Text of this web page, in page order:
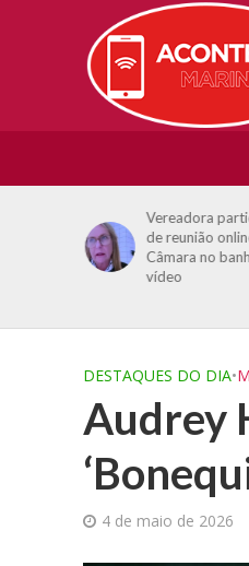
Vereadora
de reunião
Câmara no
vídeo
DESTAQUES DO DIA•
Audrey
4 de maio de 2026